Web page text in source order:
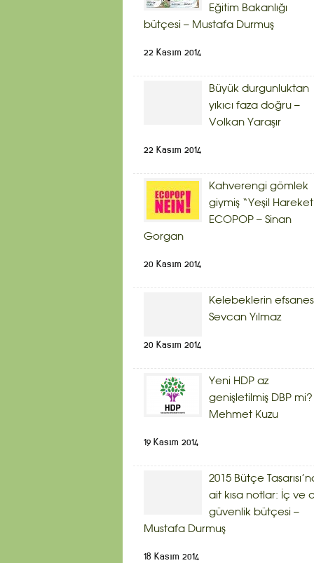
Eğitim Bakanlığı
bütçesi – Mustafa Durmuş
22 Kasım 2014
Büyük durgunluktan
yıkıcı faza doğru –
Volkan Yaraşır
22 Kasım 2014
Kahverengi gömlek
giymiş “Yeşil
ECOPOP – Sinan
Gorgan
20 Kasım 2014
Kelebeklerin
Sevcan Yılmaz
20 Kasım 2014
Yeni HDP az
genişletilmiş DBP mi?
Mehmet Kuzu
19 Kasım 2014
2015 Bütçe
ait kısa notlar: İç ve
güvenlik bütçesi –
Mustafa Durmuş
18 Kasım 2014